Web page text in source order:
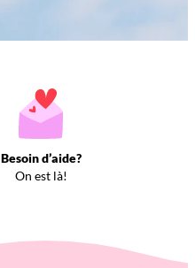
Besoin d’aide?
On est là!